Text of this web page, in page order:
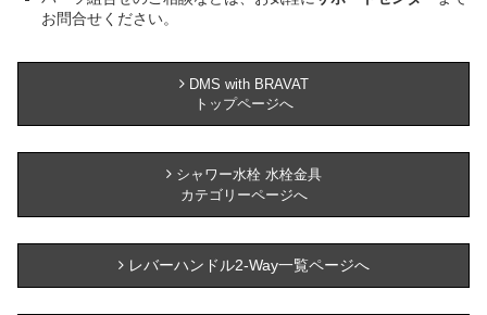
お問合せください。
DMS with BRAVAT
トップページへ
シャワー水栓 水栓金具
カテゴリーページへ
レバーハンドル2-Way一覧ページへ